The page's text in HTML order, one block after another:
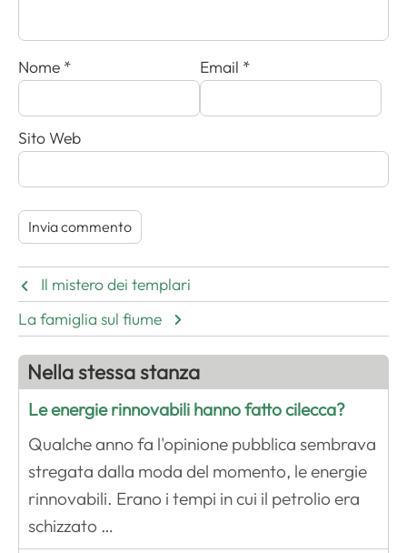
Nome * Email *
Sito Web
Il mistero dei templari
La famiglia sul fiume
Nella stessa stanza
Le energie rinnovabili hanno fatto cilecca?
Qualche anno fa l'opinione pubblica sembrava
stregata dalla moda del momento, le energie
rinnovabili. Erano i tempi in cui il petrolio era
schizzato …